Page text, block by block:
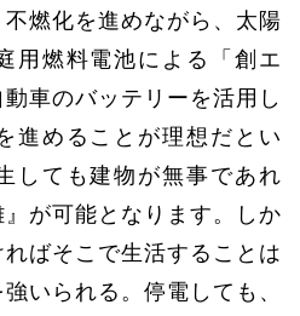
燃化を進めながら、太陽
用燃料電池による「創エ
車のバッテリーを活用し
進めることが理想だとい
しても建物が無事であれ
が可能となります。しか
ばそこで生活することは
いられる。停電しても、